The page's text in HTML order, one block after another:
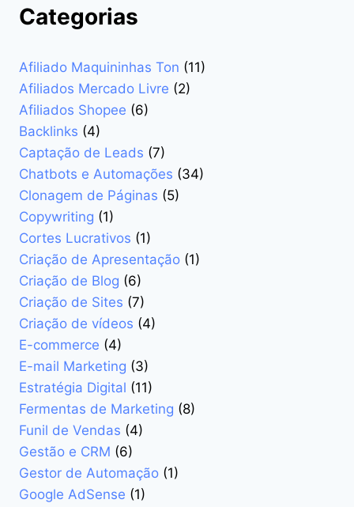
AFILIADOS
Categorias
Afiliado Maquininhas Ton (11)
Afiliados Mercado Livre (2)
Afiliados Shopee (6)
Backlinks (4)
Captação de Leads (7)
Chatbots e Automações (34)
Clonagem de Páginas (5)
Copywriting (1)
Cortes Lucrativos (1)
Criação de Apresentação (1)
Criação de Blog (6)
Criação de Sites (7)
Criação de vídeos (4)
E-commerce (4)
E-mail Marketing (3)
Estratégia Digital (11)
Fermentas de Marketing (8)
Funil de Vendas (4)
Gestão e CRM (6)
Gestor de Automação (1)
Google AdSense (1)